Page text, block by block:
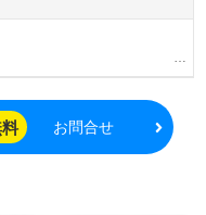
費規定内支給※定期昇給によ
お問合せ